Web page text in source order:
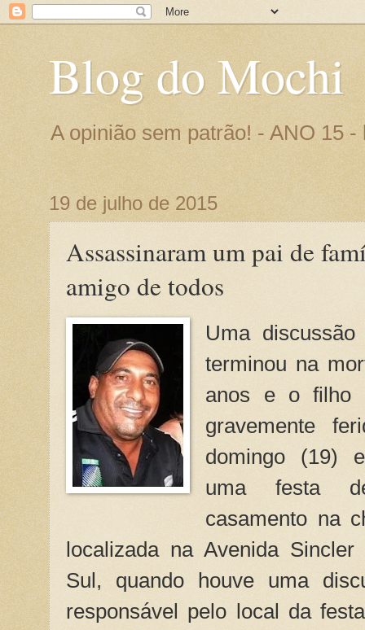
Blog do Mochi
A opinião sem patrão! - ANO 15
19 de julho de 2015
Assassinaram um pai de
amigo de todos
Uma
terminou na
anos e o filho
gravemente
domingo (19)
uma festa
casamento na
localizada na Avenida
Sul, quando houve uma
responsável pelo local da